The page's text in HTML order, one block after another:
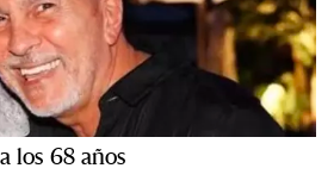
los 68 años